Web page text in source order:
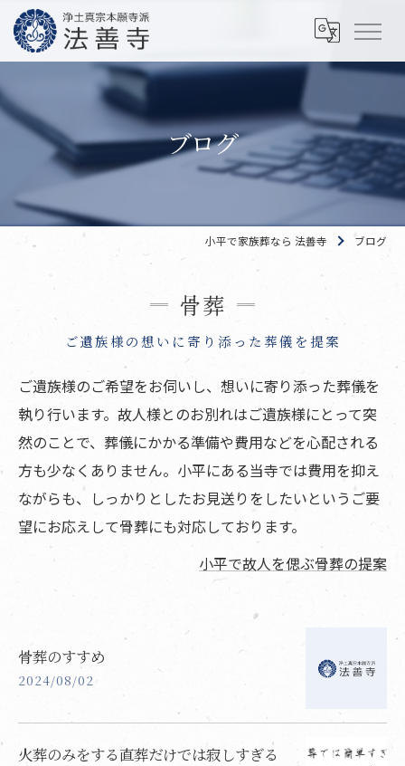
ブログ
小平で家族葬なら 法善寺 ブログ
骨葬
ご遺族様の想いに寄り添った葬儀を提案
ご遺族様のご希望をお伺いし、想いに寄り添った葬儀を
執り行います。故人様とのお別れはご遺族様にとって突
然のことで、葬儀にかかる準備や費用などを心配される
方も少なくありません。小平にある当寺では費用を抑え
ながらも、しっかりとしたお見送りをしたいというご要
望にお応えして骨葬にも対応しております。
小平で故人を偲ぶ骨葬の提案
骨葬のすすめ
2024/08/02
火葬のみをする直葬だけでは寂しすぎる